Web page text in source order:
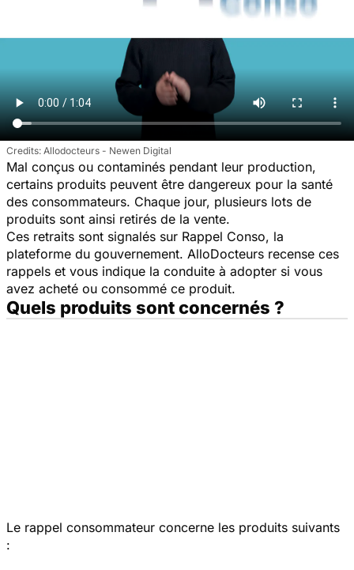
Allodocteurs - Newen Digital
Mal conçus ou contaminés pendant leur production,
certains produits peuvent être dangereux pour la santé
des consommateurs. Chaque jour, plusieurs lots de
produits sont ainsi retirés de la vente.
Ces retraits sont signalés sur Rappel Conso, la
plateforme du gouvernement. AlloDocteurs recense ces
rappels et vous indique la conduite à adopter si vous
avez acheté ou consommé ce produit.
Quels produits sont concernés ?
Le rappel consommateur concerne les produits suivants
: